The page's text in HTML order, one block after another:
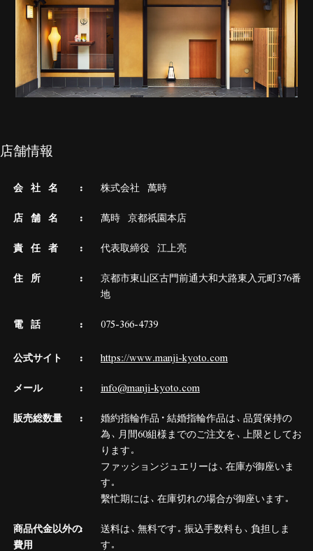
店舗情報
会 社 名 株式会社 萬時
店 舗 名 萬時 京都祇園本店
責 任 者 代表取締役 江上亮
住 所
京都市東山区古門前通大和大路東入元町376番
地
電 話 075-366-4739
公式サイト https://www.manji-kyoto.com
メール info@manji-kyoto.com
販売総数量
婚約指輪作品・結婚指輪作品は、品質保持の
為、月間60組様までのご注文を、上限としてお
ります。
ファッションジュエリーは、在庫が御座いま
す。
繫忙期には、在庫切れの場合が御座います。
商品代金以外の
費用
送料は、無料です。振込手数料も、負担しま
す。